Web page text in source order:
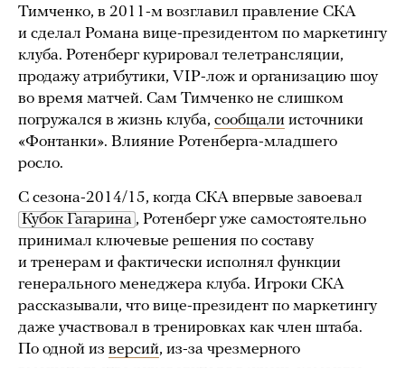
Тимченко, в 2011-м возглавил правление СКА
и сделал Романа вице-президентом по маркетингу
клуба. Ротенберг курировал телетрансляции,
продажу атрибутики, VIP-лож и организацию шоу
во время матчей. Сам Тимченко не слишком
погружался в жизнь клуба, сообщали источники
«Фонтанки». Влияние Ротенберга-младшего
росло.
С сезона-2014/15, когда СКА впервые завоевал
Кубок Гагарина , Ротенберг уже самостоятельно
принимал ключевые решения по составу
и тренерам и фактически исполнял функции
генерального менеджера клуба. Игроки СКА
рассказывали, что вице-президент по маркетингу
даже участвовал в тренировках как член штаба.
По одной из версий, из-за чрезмерного